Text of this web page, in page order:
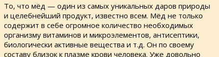
То, что мёд — один из самых уникальных даров природы
и целебнейший продукт, известно всем. Мёд не только
содержит в себе огромное количество необходимых
организму витаминов и микроэлементов, антисептики,
биологически активные вещества и т.д. Он по своему
составу близок к плазме крови человека. Уже довольно